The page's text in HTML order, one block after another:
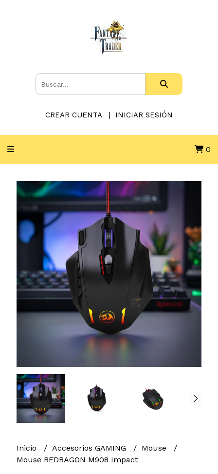
CREAR CUENTA INICIAR SESIÓN
0
Inicio Accesorios GAMING
Mouse
Mouse REDRAGON M908 Impact